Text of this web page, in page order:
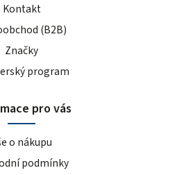
Kontakt
(B2B)
Značky
program
pro vás
o nákupu
podmínky